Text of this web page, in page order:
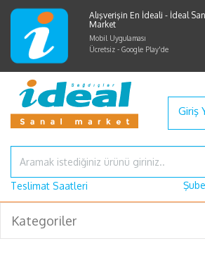
Alışverişin En İdeali - İdeal
Market
Mobil Uygulaması
Ücretsiz - Google Play'de
Giriş
Teslimat Saatleri
Kategoriler